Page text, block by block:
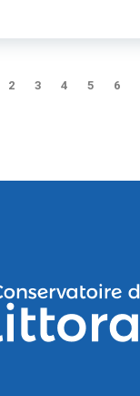
2 3 4 5 6